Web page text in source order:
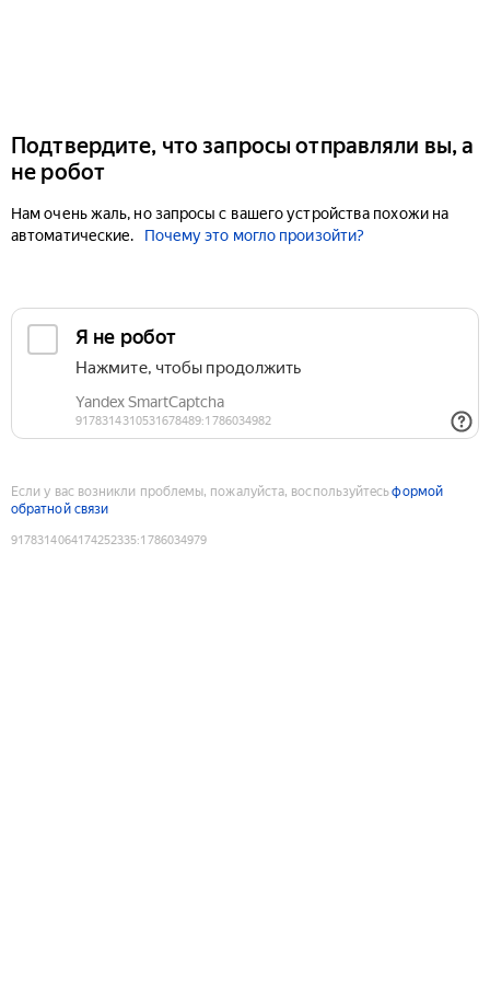
Подтвердите, что запросы отправляли вы, а
не робот
Нам очень жаль, но запросы с вашего устройства похожи на
автоматические.
Почему это могло произойти?
Если у вас возникли проблемы, пожалуйста, воспользуйтесьформой
обратной связи
9178314064174252335:1786034979